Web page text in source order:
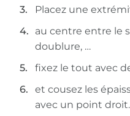
Placez une
au centre entre le
doublure, …
fixez le tout avec
et cousez les
avec un point droit.